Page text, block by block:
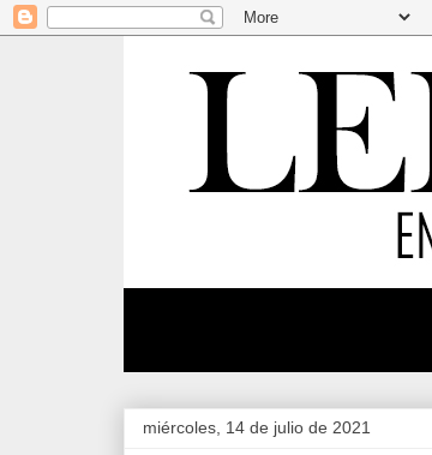
miércoles, 14 de julio de 2021